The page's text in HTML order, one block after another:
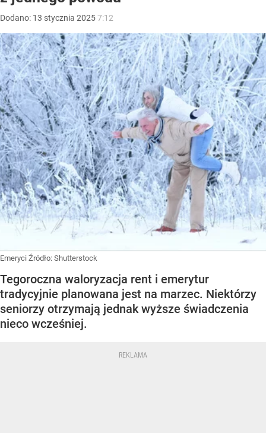
Dodano: 13 stycznia 20257:12
Emeryci Źródło: Shutterstock
Tegoroczna waloryzacja rent i emerytur
tradycyjnie planowana jest na marzec. Niektórzy
seniorzy otrzymają jednak wyższe świadczenia
nieco wcześniej.